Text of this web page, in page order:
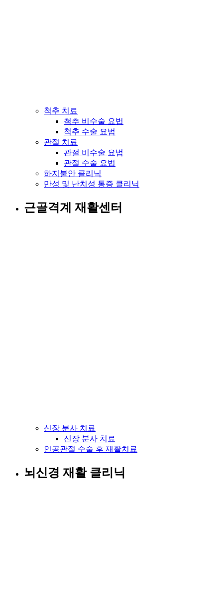
척추 치료
척추 비수술 요법
척추 수술 요법
관절 치료
관절 비수술 요법
관절 수술 요법
하지불안 클리닉
만성 및 난치성 통증 클리닉
근골격계 재활센터
신장 분사 치료
신장 분사 치료
인공관절 수술 후 재활치료
뇌신경 재활 클리닉